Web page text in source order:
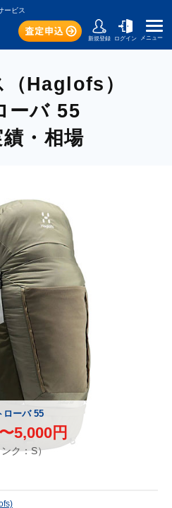
ービス
新規登録 ログイン メニュー
Haglofs）
ーバ 55
・相場
ローバ 55
5,000円
ク：S）